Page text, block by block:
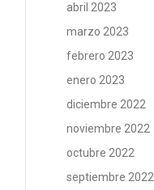
abril 2023
marzo 2023
febrero 2023
enero 2023
diciembre 2022
noviembre 2022
octubre 2022
septiembre 2022